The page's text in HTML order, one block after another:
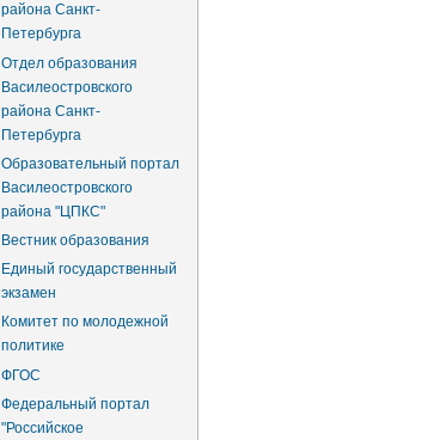
района Санкт-
Петербурга
Отдел образования
Василеостровского
района Санкт-
Петербурга
Образовательный портал
Василеостровского
района "ЦПКС"
Вестник образования
Единый государственный
экзамен
Комитет по молодежной
политике
ФГОС
Федеральный портал
"Российское